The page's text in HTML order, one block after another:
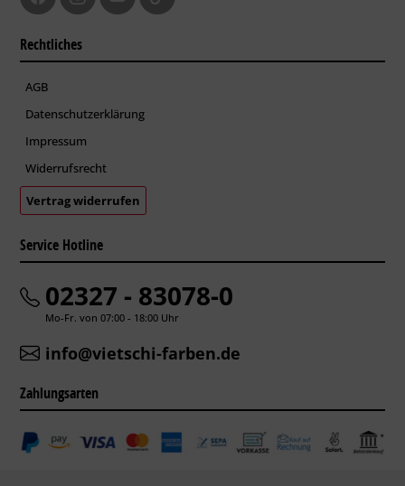
Rechtliches
AGB
Datenschutzerklärung
Impressum
Widerrufsrecht
Vertrag widerrufen
Service Hotline
02327 - 83078-0
Mo-Fr. von 07:00 - 18:00 Uhr
info@vietschi-farben.de
Zahlungsarten